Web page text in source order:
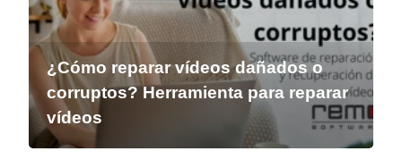
¿Cómo reparar vídeos dañados o
corruptos? Herramienta para reparar
vídeos